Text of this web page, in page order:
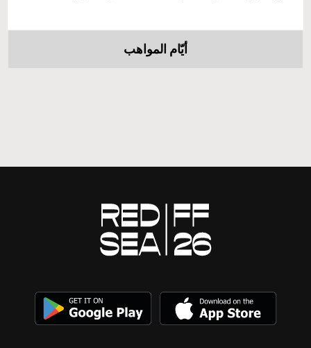
أيّام المواهب